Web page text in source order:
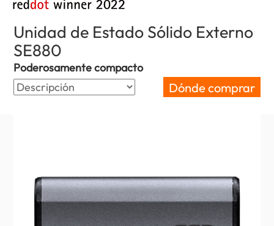
Unidad de Estado Sólido Externo
SE880
Poderosamente compacto
Dónde comprar